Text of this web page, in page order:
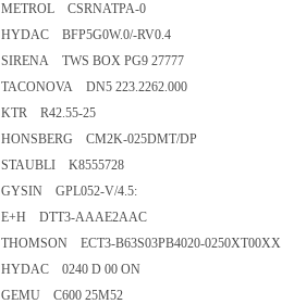
METROL CSRNATPA-0
HYDAC BFP5G0W.0/-RV0.4
SIRENA TWS BOX PG9 27777
TACONOVA DN5 223.2262.000
KTR R42.55-25
HONSBERG CM2K-025DMT/DP
STAUBLI K8555728
GYSIN GPL052-V/4.5:
E+H DTT3-AAAE2AAC
THOMSON ECT3-B63S03PB4020-0250XT00XX
HYDAC 0240 D 00 ON
GEMU C600 25M52